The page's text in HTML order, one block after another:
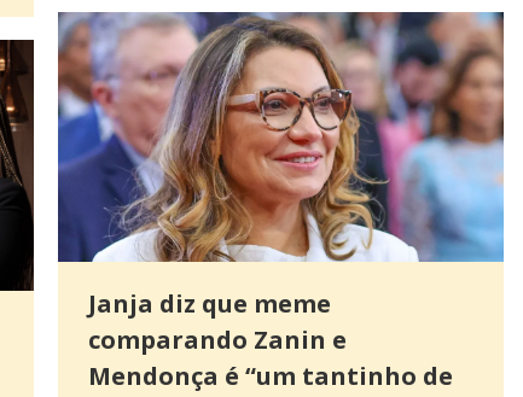
Janja diz que meme
comparando Zanin e
Mendonça é “um tantinho de